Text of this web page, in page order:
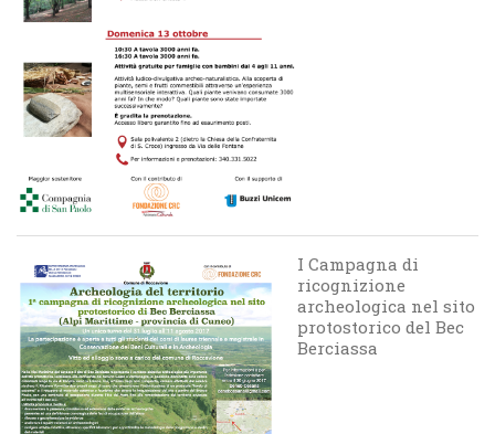
I Campagna di
ricognizione
archeologica nel sito
protostorico del Bec
Berciassa